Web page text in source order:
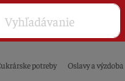
potreby Oslavy a výzdoba